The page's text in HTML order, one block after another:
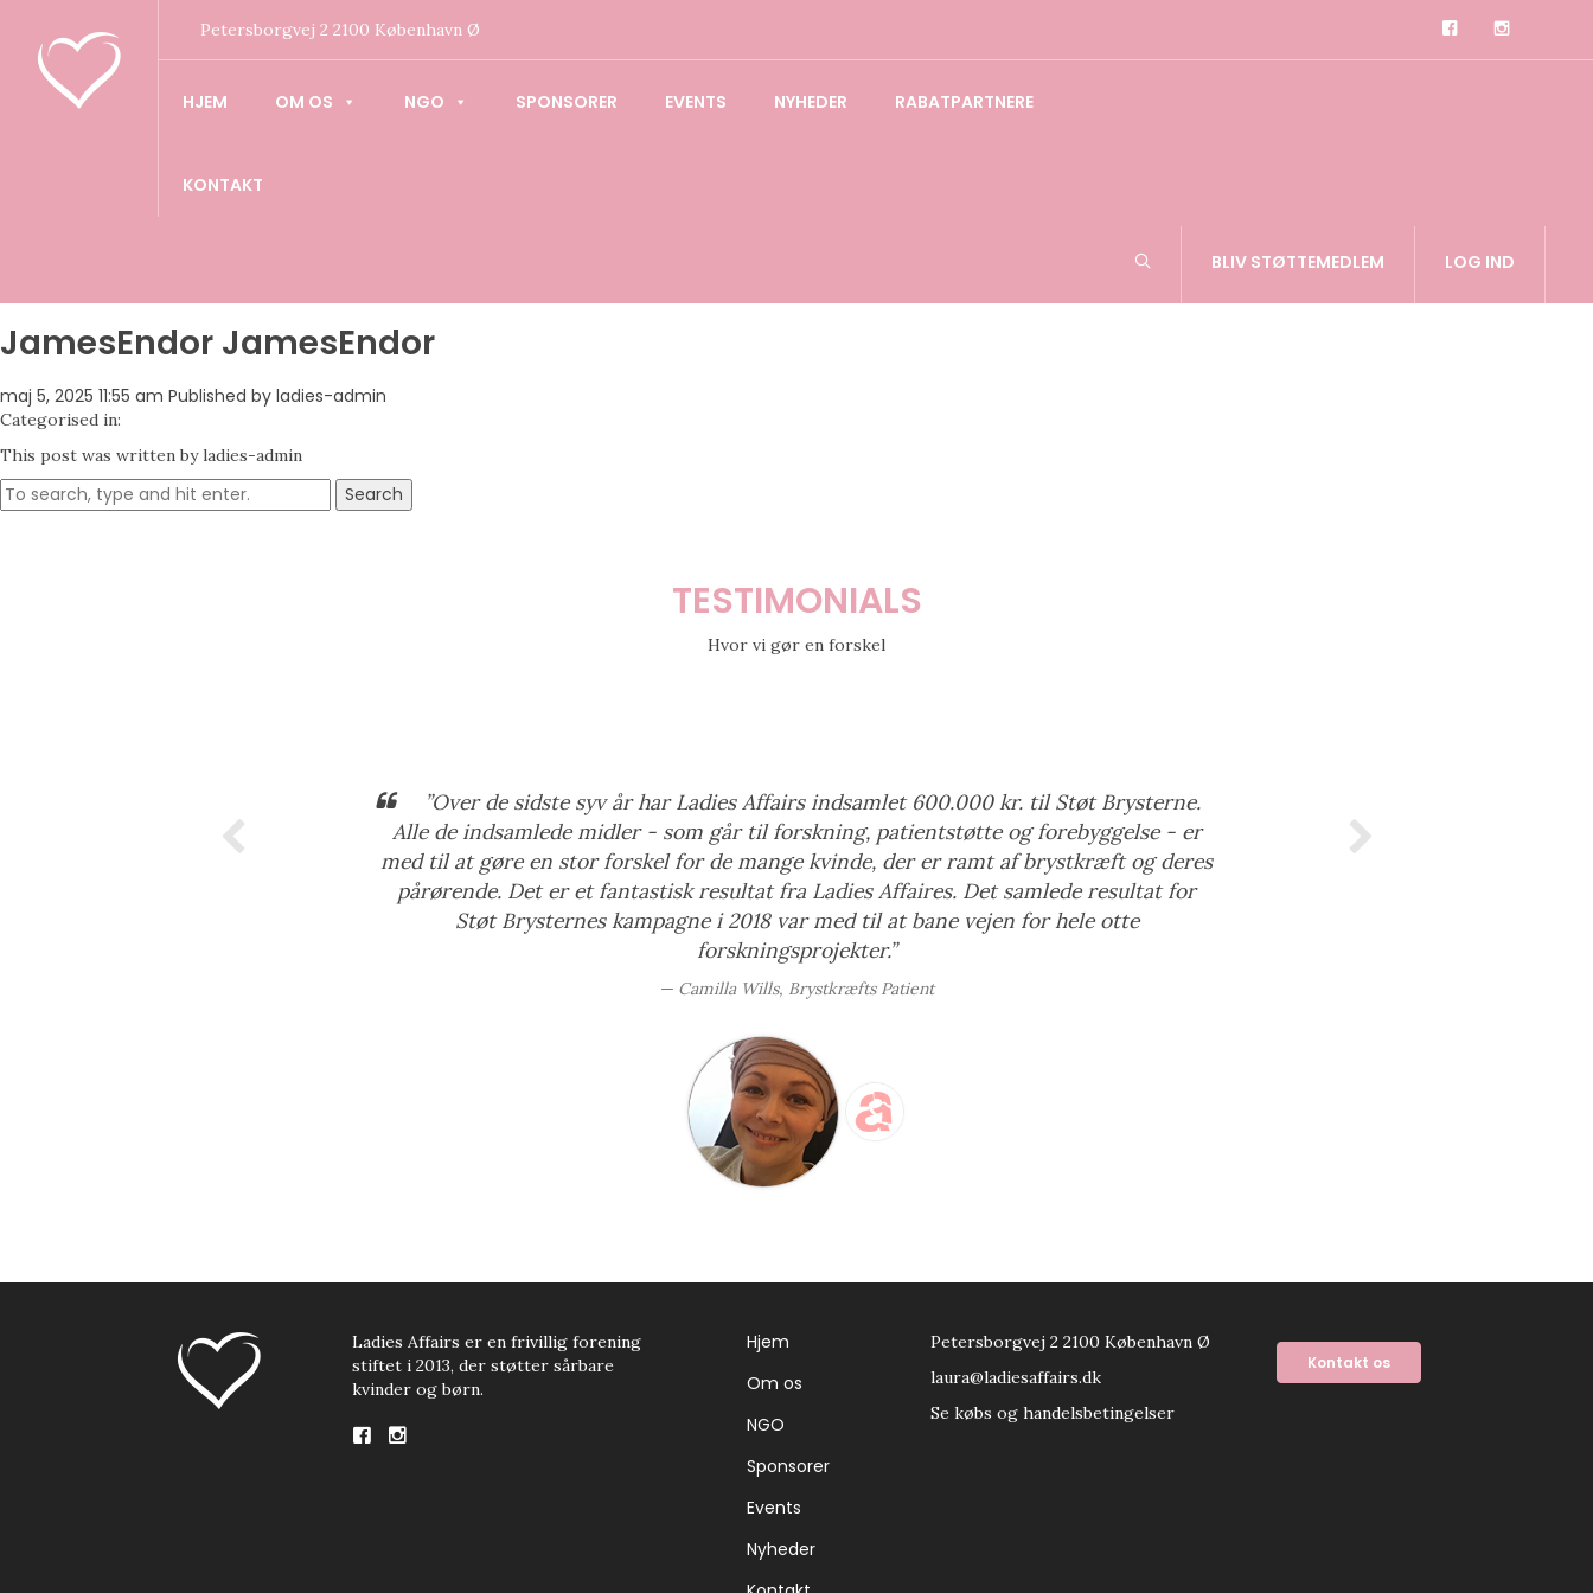
Petersborgvej 2 2100 København Ø
HJEM OM OS NGO SPONSORER EVENTS NYHEDER RABATPARTNERE
KONTAKT
BLIV STØTTEMEDLEM LOG IND
JamesEndor JamesEndor
maj 5, 2025 11:55 am Published by ladies-admin
Categorised in:
This post was written by ladies-admin
Search
TESTIMONIALS
Hvor vi gør en forskel
”Over de sidste syv år har Ladies Affairs indsamlet 600.000 kr. til Støt Brysterne.
Alle de indsamlede midler - som går til forskning, patientstøtte og forebyggelse - er
med til at gøre en stor forskel for de mange kvinde, der er ramt af brystkræft og deres
pårørende. Det er et fantastisk resultat fra Ladies Affaires. Det samlede resultat for
Støt Brysternes kampagne i 2018 var med til at bane vejen for hele otte
forskningsprojekter.”
Camilla Wills, Brystkræfts Patient
Ladies Affairs er en frivillig forening
stiftet i 2013, der støtter sårbare
kvinder og børn.
Hjem
Om os
NGO
Sponsorer
Events
Nyheder
Petersborgvej 2 2100 København Ø
laura@ladiesaffairs.dk
Se købs og handelsbetingelser
Kontakt os